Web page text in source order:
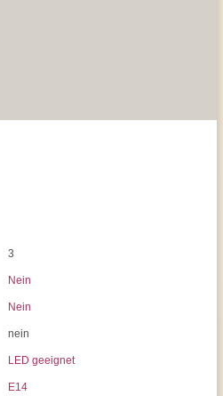
3
Nein
Nein
nein
LED geeignet
E14